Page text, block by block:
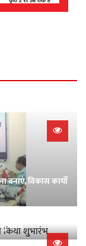
बनाएं, विकास कार्यों
शुभारंभ